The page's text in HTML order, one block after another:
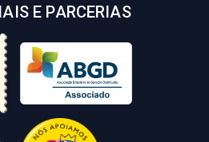
E PARCERIAS